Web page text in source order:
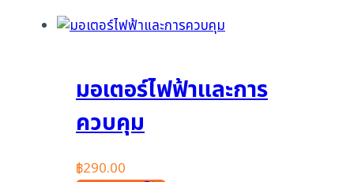
มอเตอร์ไฟฟ้าและการ
ควบคุม
฿290.00